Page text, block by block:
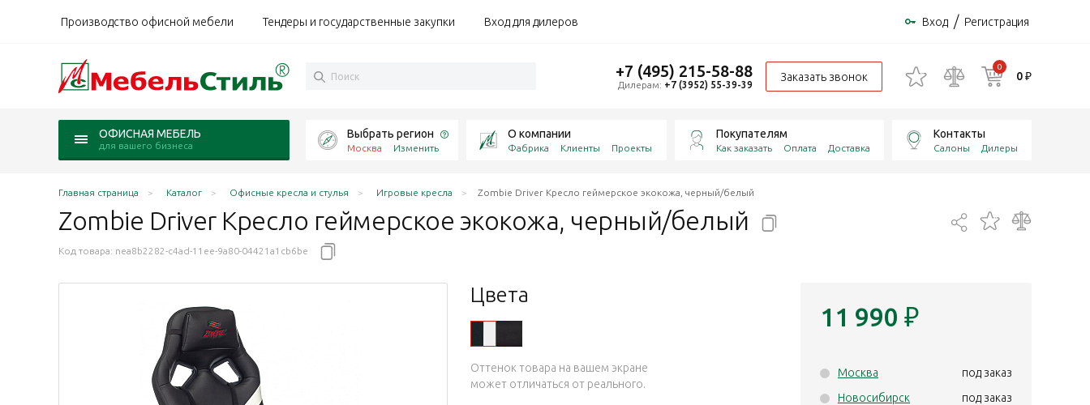
Производство офисной мебели Тендеры и государственные закупки Вход для дилеров Вход / Регистрация
+7 (495) 215-58-88
Дилерам: +7 (3952) 55-39-39
Заказать звонок
0
0 ₽
ОФИСНАЯ МЕБЕЛЬ
для вашего бизнеса
Выбрать регион
Москва Изменить
О компании
Фабрика Клиенты Проекты
Покупателям
Как заказать Оплата Доставка
Контакты
Салоны Дилеры
Главная страница Каталог Офисные кресла и стулья Игровые кресла Zombie Driver Кресло геймерское экокожа, черный/белый
Zombie Driver Кресло геймерское экокожа, черный/белый
Код товара: nea8b2282-c4ad-11ee-9a80-04421a1cb6be
Цвета
крестовина черный, ID1485771
крестовина черный, ID1626208
Оттенок товара на вашем экране
может отличаться от реального.
11 990 ₽
Москва
под заказ
Новосибирск
под заказ